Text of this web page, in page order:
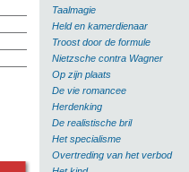
Taalmagie
Held en kamerdienaar
Troost door de formule
Nietzsche contra Wagner
Op zijn plaats
De vie romancee
Herdenking
De realistische bril
Het specialisme
Overtreding van het verbod